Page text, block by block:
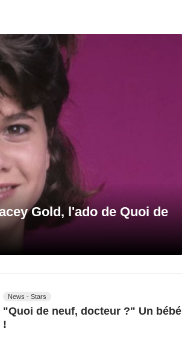
Gold, l'ado de Quoi de
News - Stars
"Quoi de neuf, docteur ?" Un bébé
!